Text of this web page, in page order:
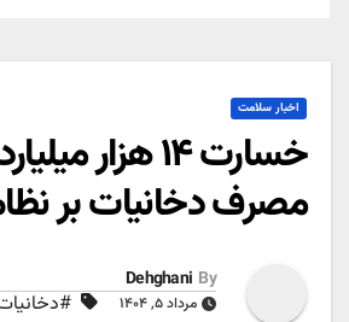
اخبار سلامت
خسارت ۱۴ هزار
مصرف دخانیات بر
By
Dehghani
مرداد ۵, ۱۴۰۴